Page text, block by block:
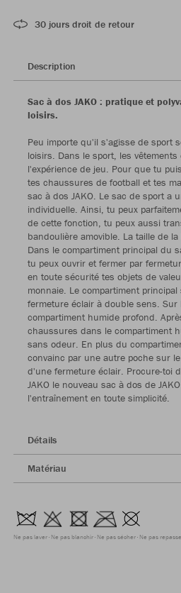
30 jours droit de retour
Description
Sac à dos JAKO : pratique et
loisirs.
Peu importe qu'il s'agisse de sport
loisirs. Dans le sport, les
l'expérience de jeu. Pour que tu
tes chaussures de football et tes
sac à dos JAKO. Le sac de sport a
individuelle. Ainsi, tu peux
de cette fonction, tu peux aussi
bandoulière amovible. La taille de
Dans le compartiment principal du
tu peux ouvrir et fermer par
en toute sécurité tes objets de
monnaie. Le compartiment
fermeture éclair à double sens.
compartiment humide profond.
chaussures dans le compartiment
sans odeur. En plus du
convainc par une autre poche sur
d'une fermeture éclair. Procure-toi
JAKO le nouveau sac à dos de
l'entraînement en toute simplicité.
Détails
Matériau
Ne pas laver Ne pas blanchir Ne pas sécher Ne pas